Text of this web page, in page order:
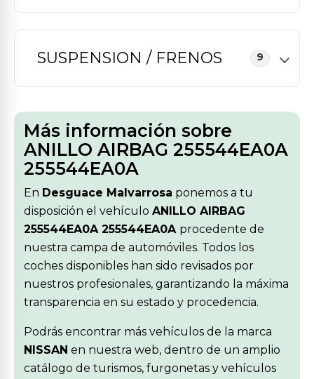
SUSPENSION / FRENOS 9
Más información sobre
ANILLO AIRBAG 255544EA0A
255544EA0A
En Desguace Malvarrosa ponemos a tu
disposición el vehículo ANILLO AIRBAG
255544EA0A 255544EA0A procedente de
nuestra campa de automóviles. Todos los
coches disponibles han sido revisados por
nuestros profesionales, garantizando la máxima
transparencia en su estado y procedencia.
Podrás encontrar más vehículos de la marca
NISSAN en nuestra web, dentro de un amplio
catálogo de turismos, furgonetas y vehículos